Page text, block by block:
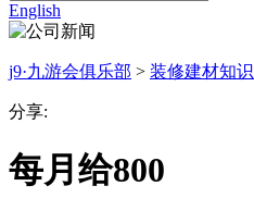
English
j9·九游会俱乐部 > 装修建材知识
分享:
每月给800